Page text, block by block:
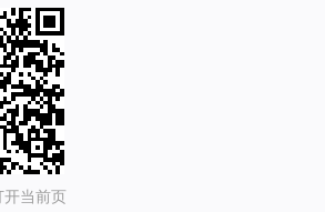
开当前页